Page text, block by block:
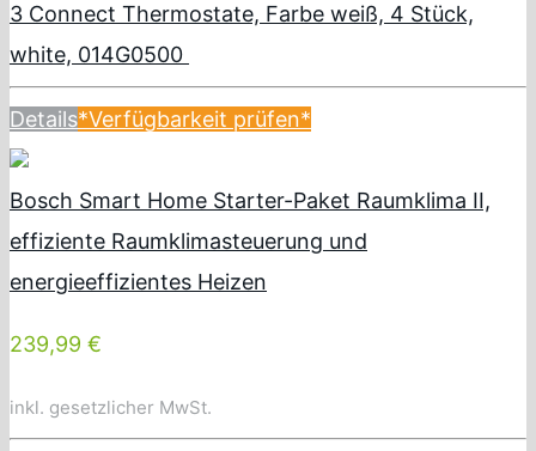
3 Connect Thermostate, Farbe weiß, 4 Stück,
white, 014G0500
Details*Verfügbarkeit prüfen*
Bosch Smart Home Starter-Paket Raumklima II,
effiziente Raumklimasteuerung und
energieeffizientes Heizen
239,99 €
inkl. gesetzlicher MwSt.